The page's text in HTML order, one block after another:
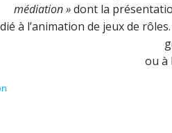
médiation »dont la
à l’animation de jeux de
ou à